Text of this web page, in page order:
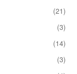
(21)
(3)
(14)
(3)